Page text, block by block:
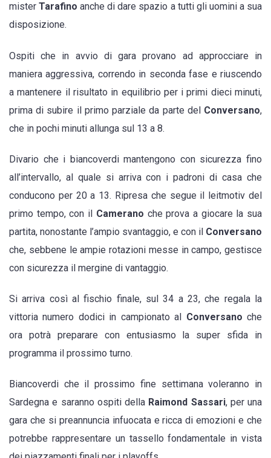
misterTarafino anche di dare spazio a tutti gli uomini a sua
disposizione.
Ospiti che in avvio di gara provano ad approcciare in
maniera aggressiva, correndo in seconda fase e riuscendo
a mantenere il risultato in equilibrio per i primi dieci minuti,
prima di subire il primo parziale da parte del Conversano,
che in pochi minuti allunga sul 13 a 8.
Divario che i biancoverdi mantengono con sicurezza fino
all’intervallo, al quale si arriva con i padroni di casa che
conducono per 20 a 13. Ripresa che segue il leitmotiv del
primo tempo, con il Camerano che prova a giocare la sua
partita, nonostante l’ampio svantaggio, e con il Conversano
che, sebbene le ampie rotazioni messe in campo, gestisce
con sicurezza il mergine di vantaggio.
Si arriva così al fischio finale, sul 34 a 23, che regala la
vittoria numero dodici in campionato al Conversano che
ora potrà preparare con entusiasmo la super sfida in
programma il prossimo turno.
Biancoverdi che il prossimo fine settimana voleranno in
Sardegna e saranno ospiti della Raimond Sassari, per una
gara che si preannuncia infuocata e ricca di emozioni e che
potrebbe rappresentare un tassello fondamentale in vista